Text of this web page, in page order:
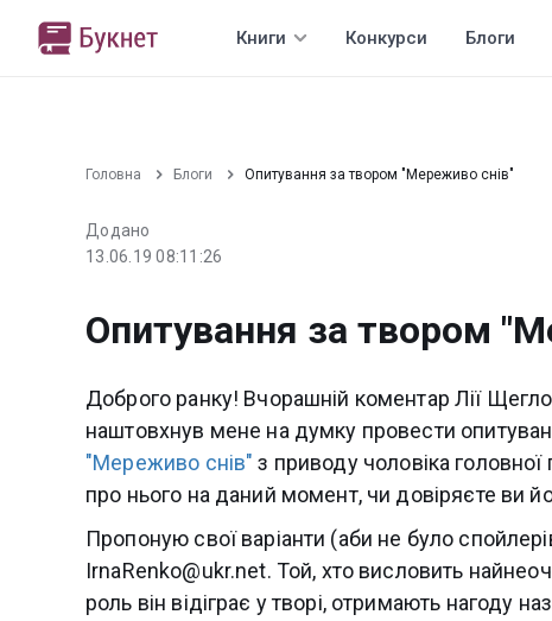
Книги Конкурси Блоги
Головна Блоги Опитування за твором "Мереживо снів"
Додано
13.06.19 08:11:26
Опитування за твором
Доброго ранку! Вчорашній коментар Лії
наштовхнув мене на думку провести
"Мереживо снів" з приводу чоловіка
про нього на даний момент, чи довіряєте ви
Пропоную свої варіанти (аби не було
IrnaRenko@ukr.net. Той, хто висловить
роль він відіграє у творі, отримають нагоду